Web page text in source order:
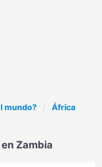
mundo?
África
Zambia